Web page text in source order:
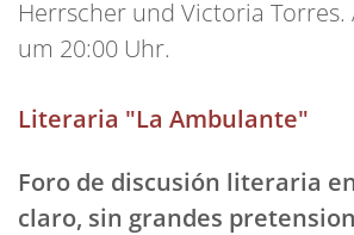
Herrscher und Victoria Torres.
um 20:00 Uhr.
Literaria "La Ambulante"
Foro de discusión literaria
claro, sin grandes